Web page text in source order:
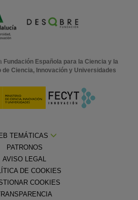
Fundación Española para la Ciencia y la
Ciencia, Innovación y Universidades
TEMÁTICAS
PATRONOS
AVISO LEGAL
DE COOKIES
COOKIES